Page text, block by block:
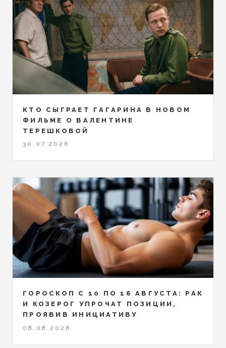
КТО СЫГРАЕТ ГАГАРИНА В НОВОМ
ФИЛЬМЕ О ВАЛЕНТИНЕ
ТЕРЕШКОВОЙ
30.07.2026
ГОРОСКОП С 10 ПО 16 АВГУСТА: РАК
И КОЗЕРОГ УПРОЧАТ ПОЗИЦИИ,
ПРОЯВИВ ИНИЦИАТИВУ
08.08.2026